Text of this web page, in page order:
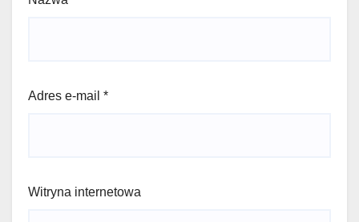
Adres e-mail *
Witryna internetowa